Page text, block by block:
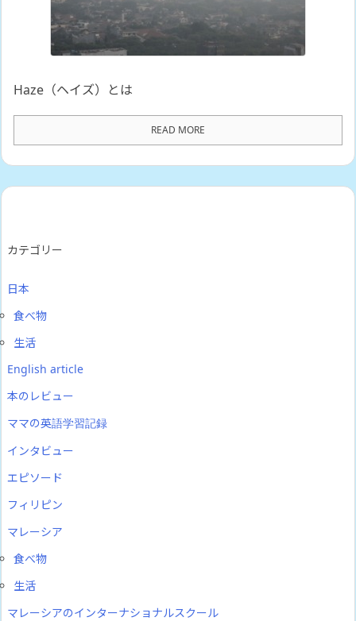
Haze（ヘイズ）とは
READ MORE
カテゴリー
日本
食べ物
生活
English article
本のレビュー
ママの英語学習記録
インタビュー
エピソード
フィリピン
マレーシア
食べ物
生活
マレーシアのインターナショナルスクール